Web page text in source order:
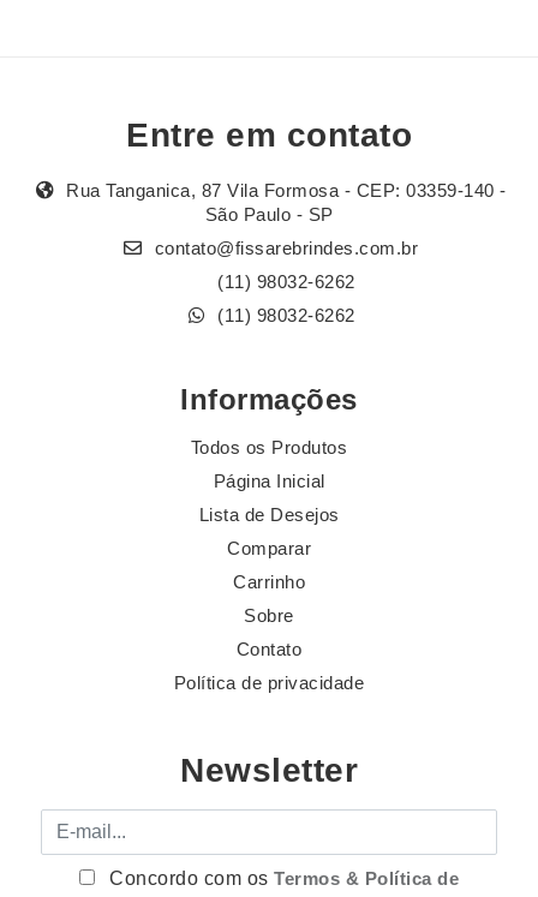
Entre em contato
Rua Tanganica, 87 Vila Formosa - CEP: 03359-140 -
São Paulo - SP
contato@fissarebrindes.com.br
(11) 98032-6262
(11) 98032-6262
Informações
Todos os Produtos
Página Inicial
Lista de Desejos
Comparar
Carrinho
Sobre
Contato
Política de privacidade
Newsletter
E-mail
Concordo com osTermos & Política de